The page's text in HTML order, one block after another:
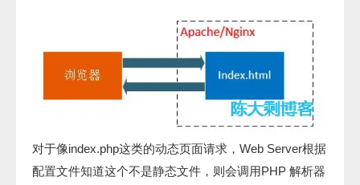
对于像index.php这类的动态页面请求，Web Server根据
配置文件知道这个不是静态文件，则会调用PHP 解析器